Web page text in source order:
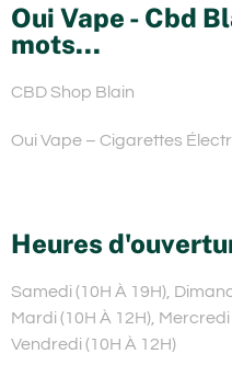
Oui Vape - Cbd
mots...
CBD Shop Blain
Oui Vape – Cigarettes
Heures
Samedi (10H À 19H),
Mardi (10H À 12H), Mercredi
Vendredi (10H À 12H)